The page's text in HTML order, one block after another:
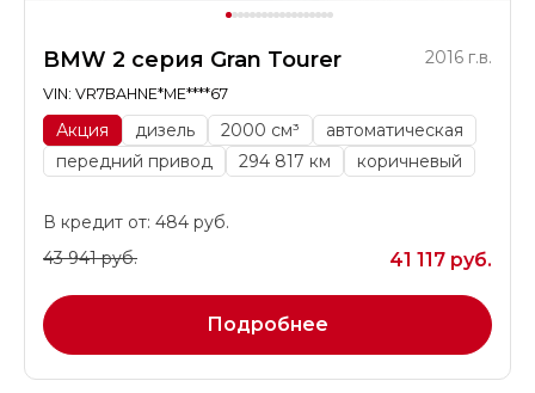
BMW 2 серия Gran Tourer 2016 г.в.
VIN: VR7BAHNE*ME****67
Акция дизель 2000 см³
автоматическая
передний привод
294 817 км коричневый
В кредит от: 484 руб.
43 941 руб.
41 117 руб.
Подробнее